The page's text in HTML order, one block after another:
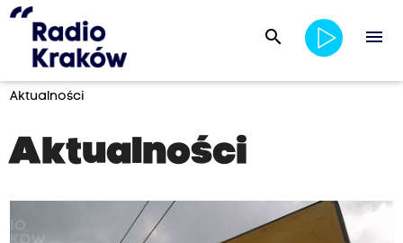
search menu
Aktualności
Aktualności